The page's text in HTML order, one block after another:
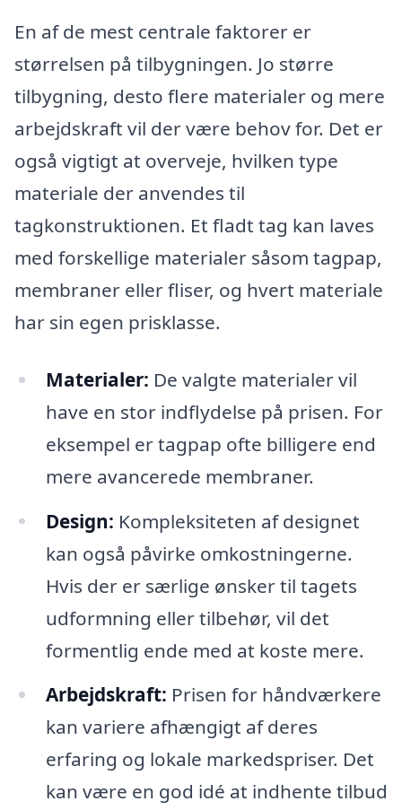
En af de mest centrale faktorer er
størrelsen på tilbygningen. Jo større
tilbygning, desto flere materialer og mere
arbejdskraft vil der være behov for. Det er
også vigtigt at overveje, hvilken type
materiale der anvendes til
tagkonstruktionen. Et fladt tag kan laves
med forskellige materialer såsom tagpap,
membraner eller fliser, og hvert materiale
har sin egen prisklasse.
Materialer: De valgte materialer vil
have en stor indflydelse på prisen. For
eksempel er tagpap ofte billigere end
mere avancerede membraner.
Design: Kompleksiteten af designet
kan også påvirke omkostningerne.
Hvis der er særlige ønsker til tagets
udformning eller tilbehør, vil det
formentlig ende med at koste mere.
Arbejdskraft: Prisen for håndværkere
kan variere afhængigt af deres
erfaring og lokale markedspriser. Det
kan være en god idé at indhente tilbud